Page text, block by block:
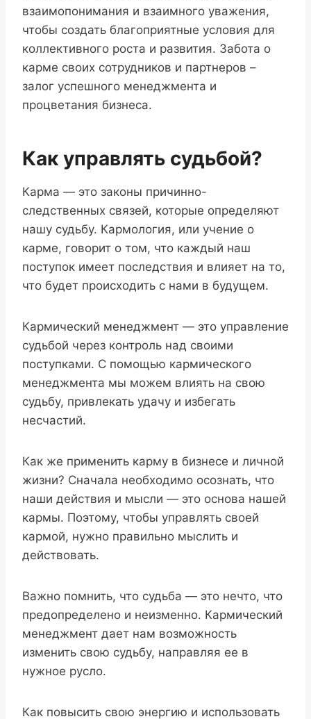
взаимопонимания и взаимного уважения,
чтобы создать благоприятные условия для
коллективного роста и развития. Забота о
карме своих сотрудников и партнеров –
залог успешного менеджмента и
процветания бизнеса.
Как управлять судьбой?
Карма — это законы причинно-
следственных связей, которые определяют
нашу судьбу. Кармология, или учение о
карме, говорит о том, что каждый наш
поступок имеет последствия и влияет на то,
что будет происходить с нами в будущем.
Кармический менеджмент — это управление
судьбой через контроль над своими
поступками. С помощью кармического
менеджмента мы можем влиять на свою
судьбу, привлекать удачу и избегать
несчастий.
Как же применить карму в бизнесе и личной
жизни? Сначала необходимо осознать, что
наши действия и мысли — это основа нашей
кармы. Поэтому, чтобы управлять своей
кармой, нужно правильно мыслить и
действовать.
Важно помнить, что судьба — это нечто, что
предопределено и неизменно. Кармический
менеджмент дает нам возможность
изменить свою судьбу, направляя ее в
нужное русло.
Как повысить свою энергию и использовать